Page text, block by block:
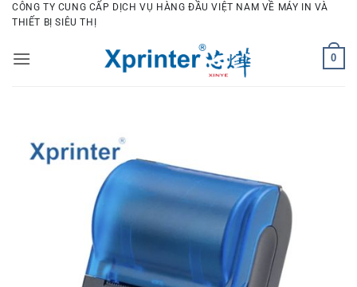
Bỏ
qua
dung
CÔNG TY CUNG CẤP DỊCH VỤ HÀNG ĐẦU VIỆT NAM VỀ MÁY IN VÀ
THIẾT BỊ SIÊU THỊ
0